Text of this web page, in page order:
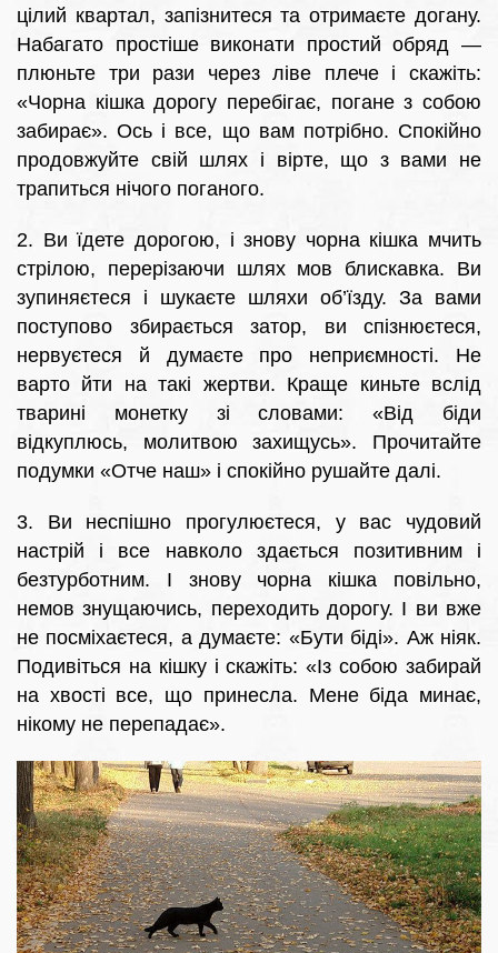
цілий квартал, запізнитеся та отримаєте догану.
Набагато простіше виконати простий обряд —
плюньте три рази через ліве плече і скажіть:
«Чорна кішка дорогу перебігає, погане з собою
забирає». Ось і все, що вам потрібно. Спокійно
продовжуйте свій шлях і вірте, що з вами не
трапиться нічого поганого.
2. Ви їдете дорогою, і знову чорна кішка мчить
стрілою, перерізаючи шлях мов блискавка. Ви
зупиняєтеся і шукаєте шляхи об’їзду. За вами
поступово збирається затор, ви спізнюєтеся,
нервуєтеся й думаєте про неприємності. Не
варто йти на такі жертви. Краще киньте вслід
тварині монетку зі словами: «Від біди
відкуплюсь, молитвою захищусь». Прочитайте
подумки «Отче наш» і спокійно рушайте далі.
3. Ви неспішно прогулюєтеся, у вас чудовий
настрій і все навколо здається позитивним і
безтурботним. І знову чорна кішка повільно,
немов знущаючись, переходить дорогу. І ви вже
не посміхаєтеся, а думаєте: «Бути біді». Аж ніяк.
Подивіться на кішку і скажіть: «Із собою забирай
на хвості все, що принесла. Мене біда минає,
нікому не перепадає».